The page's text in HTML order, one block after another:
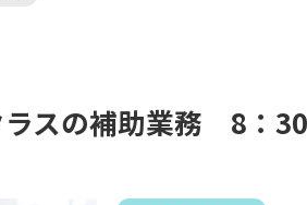
スの補助業務 8：